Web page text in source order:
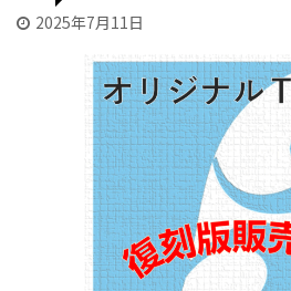
2025年7月11日